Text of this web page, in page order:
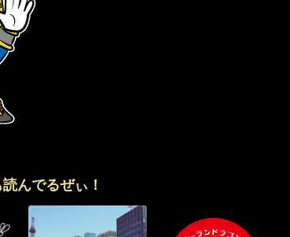
んでるぜぃ！